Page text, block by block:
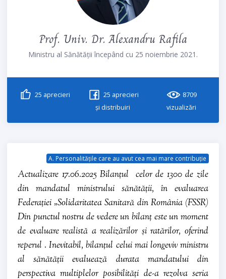
Prof. Univ. Dr. Alexandru Rafila
Ministru al Sănătății începând cu 25 noiembrie 2021.
25 aprecieri 25 aprecieri
și distribuiri
8709
vizualizări
A. Personalitățile care au avut cea mai mare contribuție
Actualizare 17.06.2025 Bilanțul celor de 1300 de zile
din mandatul ministrului sănătății, în evaluarea
Federației „Solidaritatea Sanitară din România (FSSR)
Din punctul nostru de vedere un bilanț este un moment
de evaluare realistă a realizărilor și ratărilor, oferind
reperul . Inevitabil, bilanțul celui mai longeviv ministru
al sănătății evaluează durata mandatului din
perspectiva multiplelor posibilități de-a rezolva seria